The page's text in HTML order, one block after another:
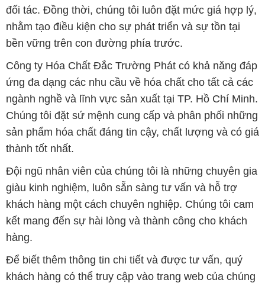
đối tác. Đồng thời, chúng tôi luôn đặt mức giá hợp lý,
nhằm tạo điều kiện cho sự phát triển và sự tồn tại
bền vững trên con đường phía trước.
Công ty Hóa Chất Đắc Trường Phát có khả năng đáp
ứng đa dạng các nhu cầu về hóa chất cho tất cả các
ngành nghề và lĩnh vực sản xuất tại TP. Hồ Chí Minh.
Chúng tôi đặt sứ mệnh cung cấp và phân phối những
sản phẩm hóa chất đáng tin cậy, chất lượng và có giá
thành tốt nhất.
Đội ngũ nhân viên của chúng tôi là những chuyên gia
giàu kinh nghiệm, luôn sẵn sàng tư vấn và hỗ trợ
khách hàng một cách chuyên nghiệp. Chúng tôi cam
kết mang đến sự hài lòng và thành công cho khách
hàng.
Để biết thêm thông tin chi tiết và được tư vấn, quý
khách hàng có thể truy cập vào trang web của chúng